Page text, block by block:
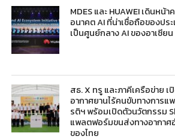
MDES และ HUAWEI เดินหน้
อนาคต AI ที่น่าเชื่อถือของปร
เป็นศูนย์กลาง AI ของอาเซียน
สธ. X ทรู และภาคีเครือข่าย เ
อากาศยานไร้คนขับทางการแ
รติฯ พร้อมเปิดตัวนวัตกรรม
แพลตฟอร์มขนส่งทางอากาศ
ของไทย